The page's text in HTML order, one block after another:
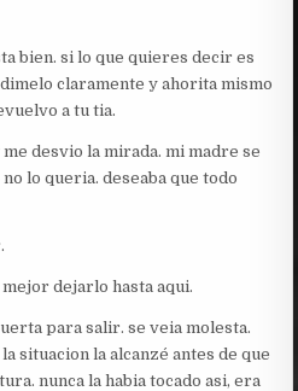
bien. si lo que quieres decir es
claramente y ahorita mismo
a tu tia.
desvio la mirada. mi madre se
lo queria. deseaba que todo
dejarlo hasta aqui.
para salir. se veia molesta.
situacion la alcanzé antes de que
nunca la habia tocado asi, era